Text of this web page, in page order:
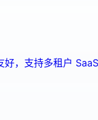
好，支持多租户